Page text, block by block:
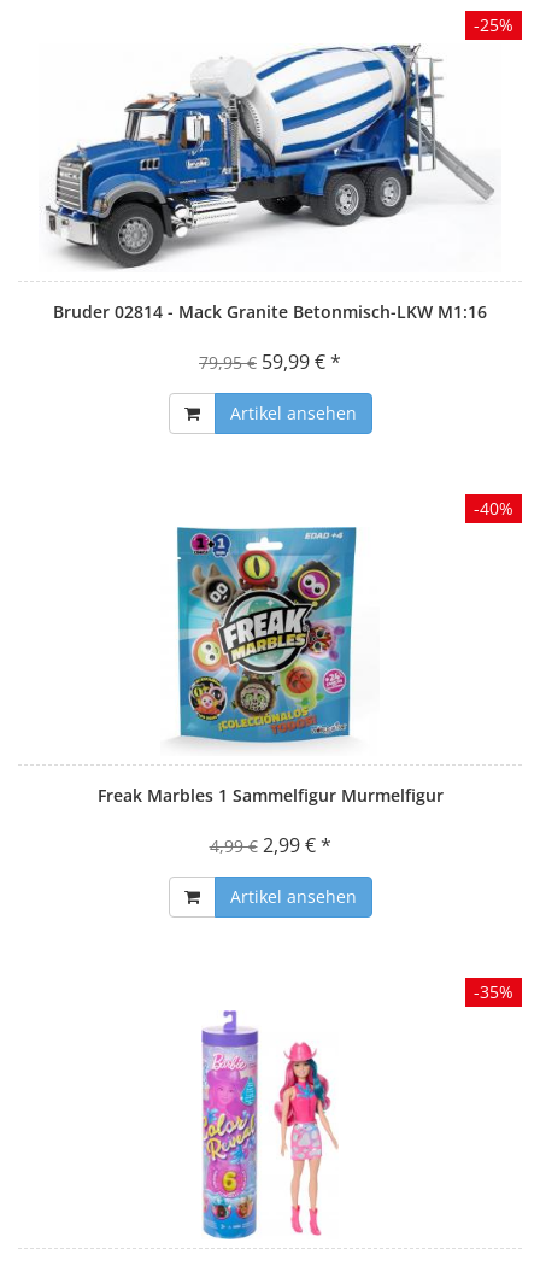
Bruder 02814 - Mack Granite Betonmisch-LKW M1:16
79,95 € 59,99 € *
Artikel ansehen
-25%
Freak Marbles 1 Sammelfigur Murmelfigur
4,99 € 2,99 € *
Artikel ansehen
-40%
-35%